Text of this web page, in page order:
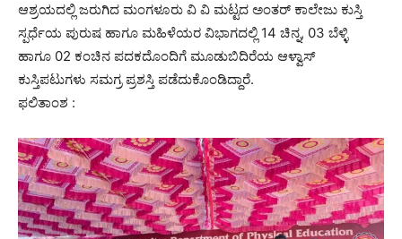
ಆಶ್ರಯದಲ್ಲಿ ಜರುಗಿದ ಮಂಗಳೂರು ವಿ ವಿ ಮಟ್ಟದ ಅಂತರ್ ಕಾಲೇಜು ಕುಸ್ತಿ
ಸ್ಪರ್ಧೆಯ ಪುರುಷ ಹಾಗೂ ಮಹಿಳೆಯರ ವಿಭಾಗದಲ್ಲಿ 14 ಚಿನ್ನ, 03 ಬೆಳ್ಳಿ
ಹಾಗೂ 02 ಕಂಚಿನ ಪದಕದೊಂದಿಗೆ ಮೂಡುಬಿದಿರೆಯ ಆಳ್ವಾಸ್
ಕುಸ್ತಿಪಟುಗಳು ಸಮಗ್ರ ಪ್ರಶಸ್ತಿ ಪಡೆದುಕೊಂಡಿದ್ದಾರೆ.
ಫಲಿತಾಂಶ :